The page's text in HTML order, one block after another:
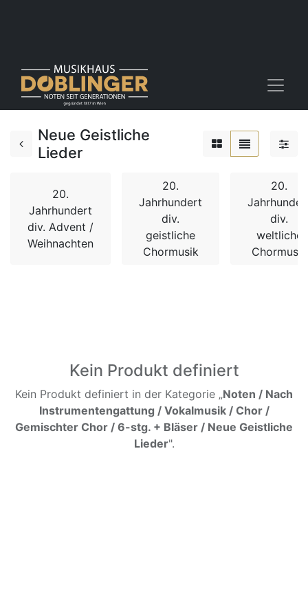
Neue Geistliche
Lieder
20.
Jahrhundert
div. Advent /
Weihnachten
20.
Jahrhundert
div.
geistliche
Chormusik
20.
div.
weltliche
Chormusik
Kein Produkt definiert
Kein Produkt definiert in der Kategorie „Noten / Nach
Instrumentengattung / Vokalmusik / Chor /
Gemischter Chor / 6-stg. + Bläser / Neue Geistliche
Lieder".